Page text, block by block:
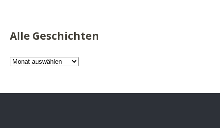
Alle Geschichten
Alle